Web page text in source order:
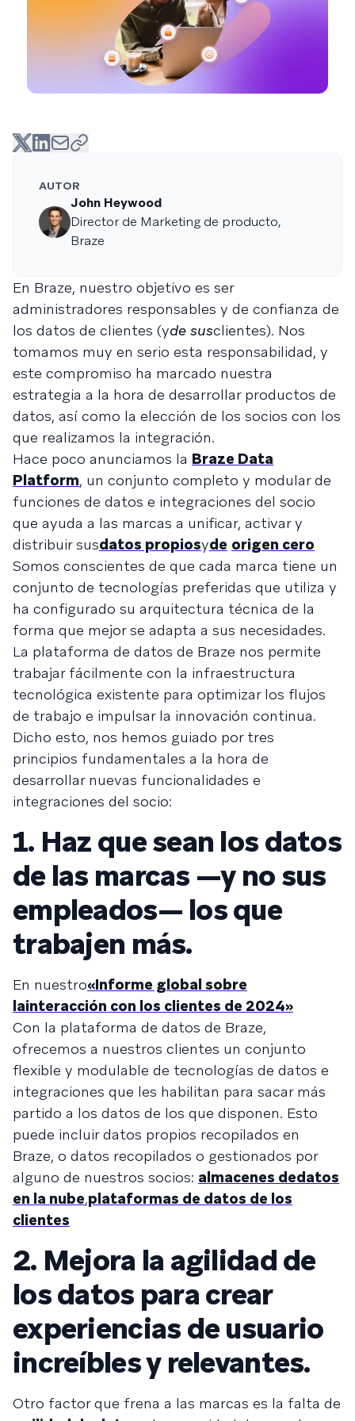
AUTOR
John Heywood
Director de Marketing de producto,
Braze
En Braze, nuestro objetivo es ser
administradores responsables y de confianza de
los datos de clientes (yde susclientes). Nos
tomamos muy en serio esta responsabilidad, y
este compromiso ha marcado nuestra
estrategia a la hora de desarrollar productos de
datos, así como la elección de los socios con los
que realizamos la integración.
Hace poco anunciamos la Braze Data
Platform, un conjunto completo y modular de
funciones de datos e integraciones del socio
que ayuda a las marcas a unificar, activar y
distribuir susdatos propiosyde origen cero
Somos conscientes de que cada marca tiene un
conjunto de tecnologías preferidas que utiliza y
ha configurado su arquitectura técnica de la
forma que mejor se adapta a sus necesidades.
La plataforma de datos de Braze nos permite
trabajar fácilmente con la infraestructura
tecnológica existente para optimizar los flujos
de trabajo e impulsar la innovación continua.
Dicho esto, nos hemos guiado por tres
principios fundamentales a la hora de
desarrollar nuevas funcionalidades e
integraciones del socio:
1. Haz que sean los datos
de las marcas —y no sus
empleados— los que
trabajen más.
En nuestro«Informe global sobre
lainteracción con los clientes de 2024»
Con la plataforma de datos de Braze,
ofrecemos a nuestros clientes un conjunto
flexible y modulable de tecnologías de datos e
integraciones que les habilitan para sacar más
partido a los datos de los que disponen. Esto
puede incluir datos propios recopilados en
Braze, o datos recopilados o gestionados por
alguno de nuestros socios: almacenes dedatos
en la nube,plataformas de datos de los
clientes
2. Mejora la agilidad de
los datos para crear
experiencias de usuario
increíbles y relevantes.
Otro factor que frena a las marcas es la falta de